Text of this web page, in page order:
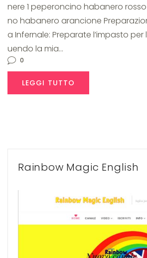
nere 1 peperoncino habanero
no habanero arancione
a Infernale: Preparate l’impasto per
uendo la mia…
0
LEGGI TUTTO
Rainbow Magic English